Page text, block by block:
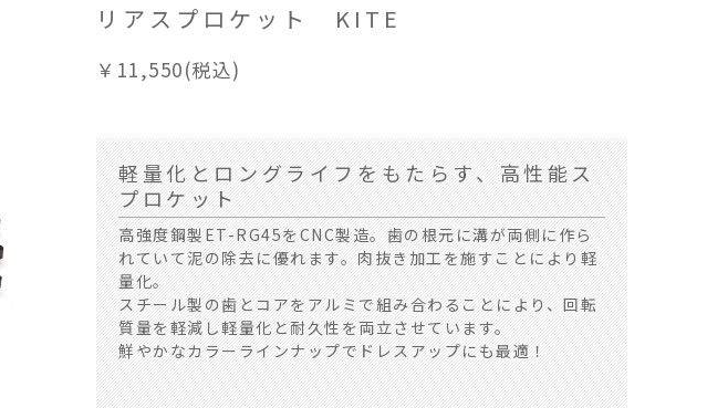
リアスプロケット KITE
￥11,550(税込)
軽量化とロングライフをもたらす、高性能ス
プロケット
高強度鋼製ET-RG45をCNC製造。歯の根元に溝が両側に作ら
れていて泥の除去に優れます。肉抜き加工を施すことにより軽
量化。
スチール製の歯とコアをアルミで組み合わることにより、回転
質量を軽減し軽量化と耐久性を両立させています。
鮮やかなカラーラインナップでドレスアップにも最適！